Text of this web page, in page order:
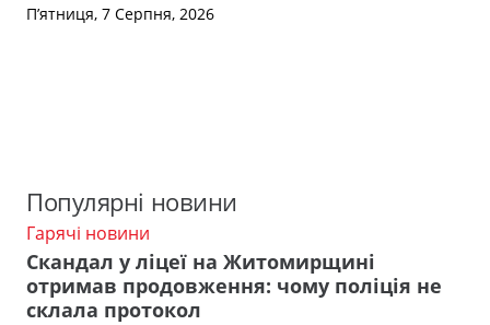
П’ятниця, 7 Серпня, 2026
Популярні новини
Гарячі новини
Скандал у ліцеї на Житомирщині
отримав продовження: чому поліція не
склала протокол